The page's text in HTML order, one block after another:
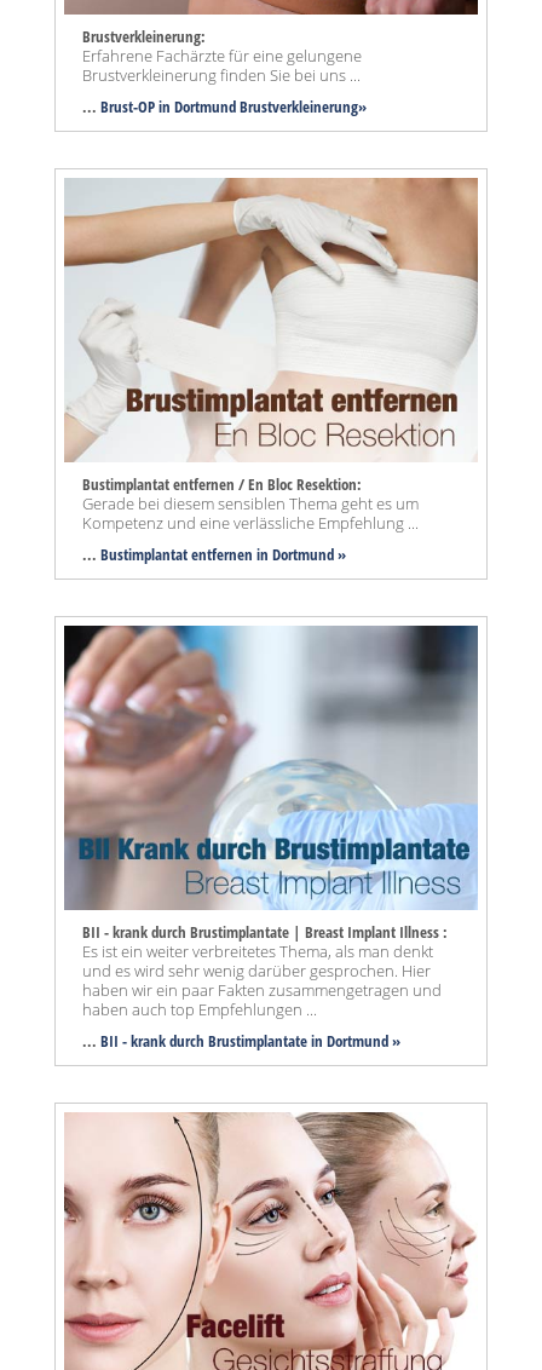
Brustverkleinerung:
Erfahrene Fachärzte für eine gelungene
Brustverkleinerung finden Sie bei uns ...
... Brust-OP in Dortmund Brustverkleinerung»
Bustimplantat entfernen / En Bloc Resektion:
Gerade bei diesem sensiblen Thema geht es um
Kompetenz und eine verlässliche Empfehlung ...
... Bustimplantat entfernen in Dortmund »
BII - krank durch Brustimplantate | Breast Implant Illness :
Es ist ein weiter verbreitetes Thema, als man denkt
und es wird sehr wenig darüber gesprochen. Hier
haben wir ein paar Fakten zusammengetragen und
haben auch top Empfehlungen ...
... BII - krank durch Brustimplantate in Dortmund »